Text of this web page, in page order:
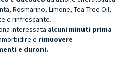
Rosmarino, Limone, Tea Tree Oil,
e rinfrescante.
interessata alcuni minuti prima
e rimuovere
e duroni.